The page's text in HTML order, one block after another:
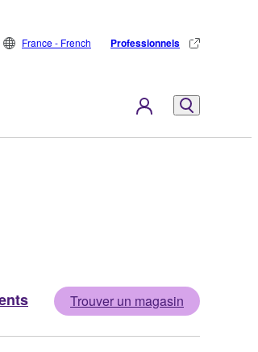
France - French Professionnels
Trouver un magasin